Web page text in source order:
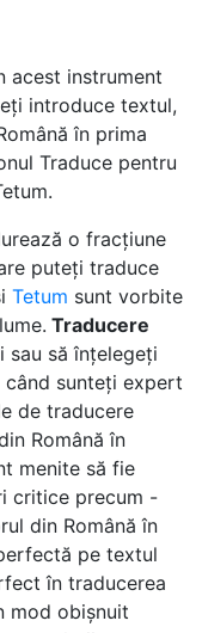
acest instrument
introduce textul,
în prima
Traduce pentru
o fracțiune
puteți traduce
Tetum sunt vorbite
Traducere
sau să înțelegeți
sunteți expert
de traducere
Română în
menite să fie
critice precum -
din Română în
pe textul
în traducerea
mod obișnuit